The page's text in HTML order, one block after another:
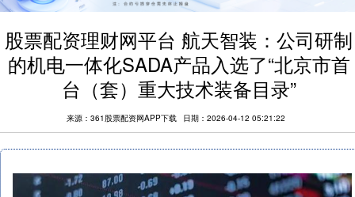
股票配资理财网平台 航天智装：公司研制
的机电一体化SADA产品入选了“北京市首
台（套）重大技术装备目录”
来源：361股票配资网APP下载 日期：2026-04-12 05:21:22